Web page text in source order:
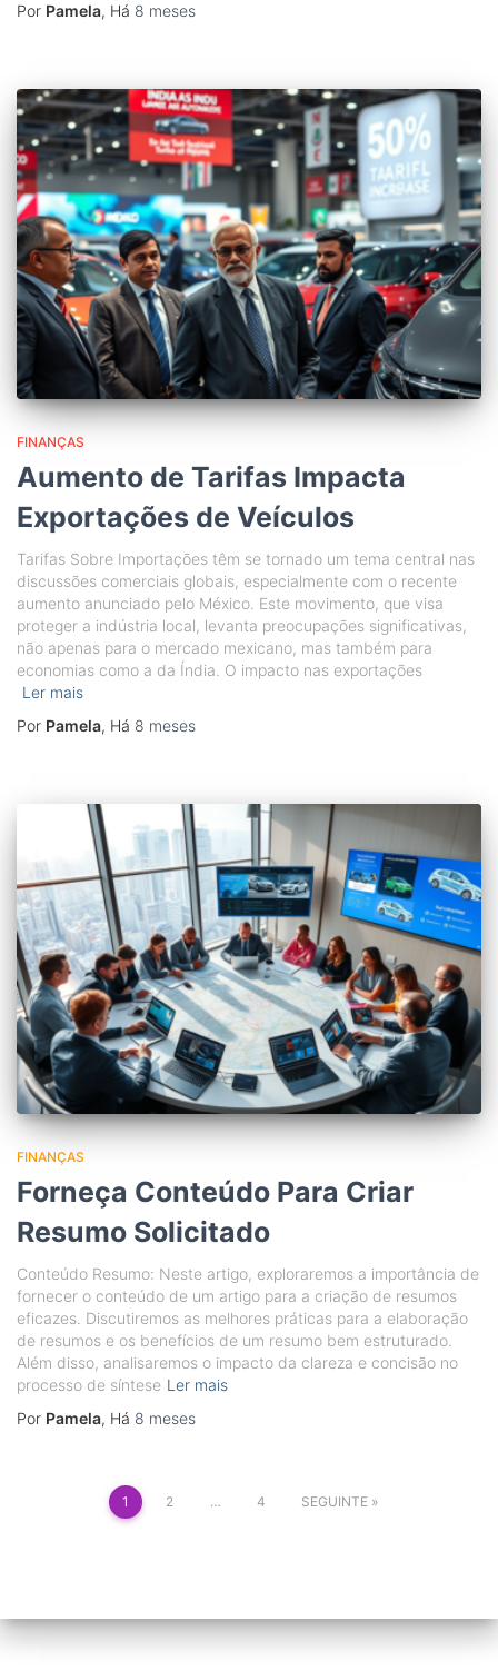
Por Pamela, Há 8 meses
FINANÇAS
Aumento de Tarifas Impacta
Exportações de Veículos
Tarifas Sobre Importações têm se tornado um tema central nas
discussões comerciais globais, especialmente com o recente
aumento anunciado pelo México. Este movimento, que visa
proteger a indústria local, levanta preocupações significativas,
não apenas para o mercado mexicano, mas também para
economias como a da Índia. O impacto nas exportações
Ler mais
Por Pamela, Há 8 meses
FINANÇAS
Forneça Conteúdo Para Criar
Resumo Solicitado
Conteúdo Resumo: Neste artigo, exploraremos a importância de
fornecer o conteúdo de um artigo para a criação de resumos
eficazes. Discutiremos as melhores práticas para a elaboração
de resumos e os benefícios de um resumo bem estruturado.
Além disso, analisaremos o impacto da clareza e concisão no
processo de síntese Ler mais
Por Pamela, Há 8 meses
Paginação
1 2 … 4 SEGUINTE